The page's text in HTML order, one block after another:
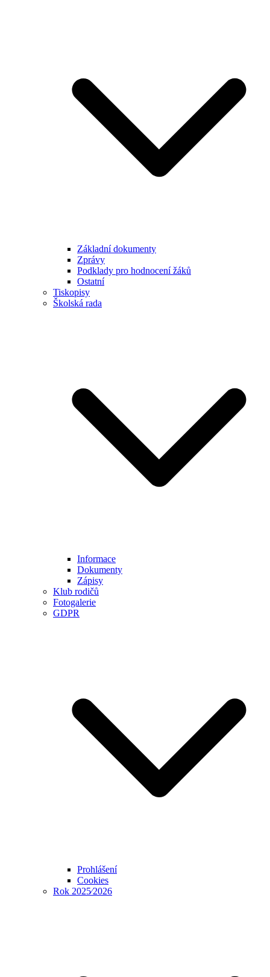
Základní dokumenty
Zprávy
Podklady pro hodnocení žáků
Ostatní
Tiskopisy
Školská rada
Informace
Dokumenty
Zápisy
Klub rodičů
Fotogalerie
GDPR
Prohlášení
Cookies
Rok 2025⁄2026